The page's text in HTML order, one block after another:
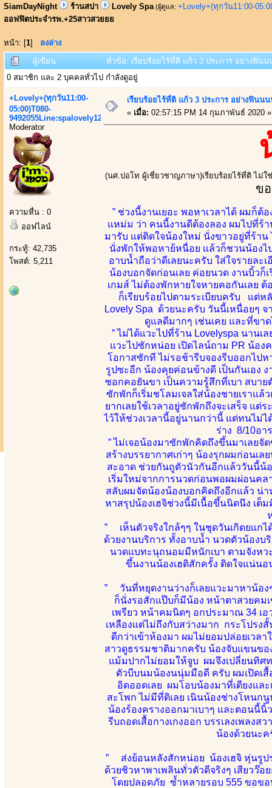
SiamDayNight ร้านสปา Lovely Spa (ผู้ดูแล: +Lovely+(ทุกวัน11:00-
ออฟฟิตประจำรพ.+25สาวสวยยย
หน้า: [1] ลงล่าง
ผู้เขียน
หัวข้อ: เรียบร้อยไร้ที่ติ แก้ว 3 ประการ อย่างฟิน
0 สมาชิก และ 2 บุคคลทั่วไป กำลังดูอยู่
+Lovely+(ทุกวัน11:00-
05:00)T080-
9492055Line:spalovely123
Moderator
ความหื่น : 0
ออฟไลน์
กระทู้: 42,735
โพสต์: 5,211
เรียบร้อยไร้ที่ติ แก้ว 3 ประการ อย่างฟินน
« เมื่อ: 02:57:15 PM 14 กุมภาพันธ์ 2020 »
(นศ.ปอโท ผู้เชี่ยวชาญภาษา)เรียบร้อยไร้ที่ติ ไม่
ข
” ช่วงนี้งานเยอะ พอหาเวลาได้ ผมก็
แหม่ม ว่า คนนี้งานดีต้องลอง ผมไปที่ร้
มารับ แต่ติดใจน้องใหม่ นั่งขาวอยู่ที่ร้า
นั่งพักให้พอหาย้หนื่อย แล้วก็ชวนน้อง
อาบน้ำถือว่าดีเลยนะครับ ใส่ใจรายล
น้องบอกจัดก่อนเลย ค่อยนวด งานบิ้วก็
เกมส์ ไม่ต้องพักหายใจหายคอกันเลย
ก็เรียบร้อยไปตามระเบียบครับ แต่
Lovely Spa ด้วยนะครับ วันนี้เหนื่อยๆ
ดูแลดีมากๆ เช่นเคย และที่ขา
” ไม่ได้แวะไปที่ร้าน Lovelyspa นาน
แวะไปซักหน่อย เปิดไลน์ถาม PR น้อ
โอกาสซักที ไม่รอช้ารีบจองรีบออกไปห
รูปซะอีก น้องคุยค่อนข้างดี เป็นกันเอง
ซอกคอยันขา เป็นความรู้สึกที่เบา สบา
ซักพักก็เริ่มชโลมเจลใส่น้องชายเราแล้
ยากเลยใช้เวลาอยู่ซักพักถึงจะเสร็จ แ
ไว้ให้ช่วงเวลานี้อยู่นานกว่านี้ แต่ทนไม่
ร่าง 8/10อา
” ไม่เจอน้องมาซักพักคิดถึงขึ้นมาเลยจั
สร้างบรรยากาศเก่าๆ น้องรุกผมก่อนเ
สะอาด ช่วยกันถูตัวนัวกันอีกแล้ววันนี้น้อ
เริ่มใหม่จากการนวดก่อนพอผมผ่อนคล
สลับผมจัดน้องน้องบอกคิดถึงอีกแล้ว น่า
หาสรุปน้องเฮจิช่วงนี้มีเนื้อขึ้นนิดนึง เต็
” เห็นตัวจริงใกล้ๆๆ ในชุดวันเกิดยแกไ
ด้วยงานบริการ ทั้งอาบน้ำ นวดตัวน้อง
นวดแบทะนุถนอมมีหนักเบา ตามจังหว
ขึ้นงานน้องเฮติสักครั้ง ติดใจแน่นอ
” วันที่หยุดงานว่างก็เลยแวะมาหาน้อ
ก็นั่งรอสักแป๊บก็มีน้อง หน้าตาสวยคม
เพรียว หน้าคมนิดๆ อกประมาณ 34 เ
เหลืองแต่ไม่ถึงกับสว่างมาก กระโปร
ดีกว่าเข้าห้องมา ผมไม่ยอมปล่อยเวล
สาวดูธรรมชาติมากครับ น้องจับแขนขอ
แม้มปากไม่ยอมให้จูบ ผมจึงเปลี่ยนทิศ
ตัวบีบนมน้องนนุ่มมือดี ครับ ผมเปิดเ
อิดออดเลย ผมโอบน้องมาที่เตียงแล
สะโพก ไม่มีที่ติเลย เนินน้องช่างโหนก
น้องร้องครางออกมาเบาๆ และตอนนี้นิ้
รีบถอดเสื้อกางเกงออก บรรเลงเพลง
น้องด้วยนะค
” ส่งย้อนหลังสักหน่อย น้องเฮจิ หุ่นรูป
ด้วยชิวหาพาเพลินทั่วตัวดีจริงๆ เสียว
โดยปลอดภัย ซ้ำหลายรอบ 555 ขอข